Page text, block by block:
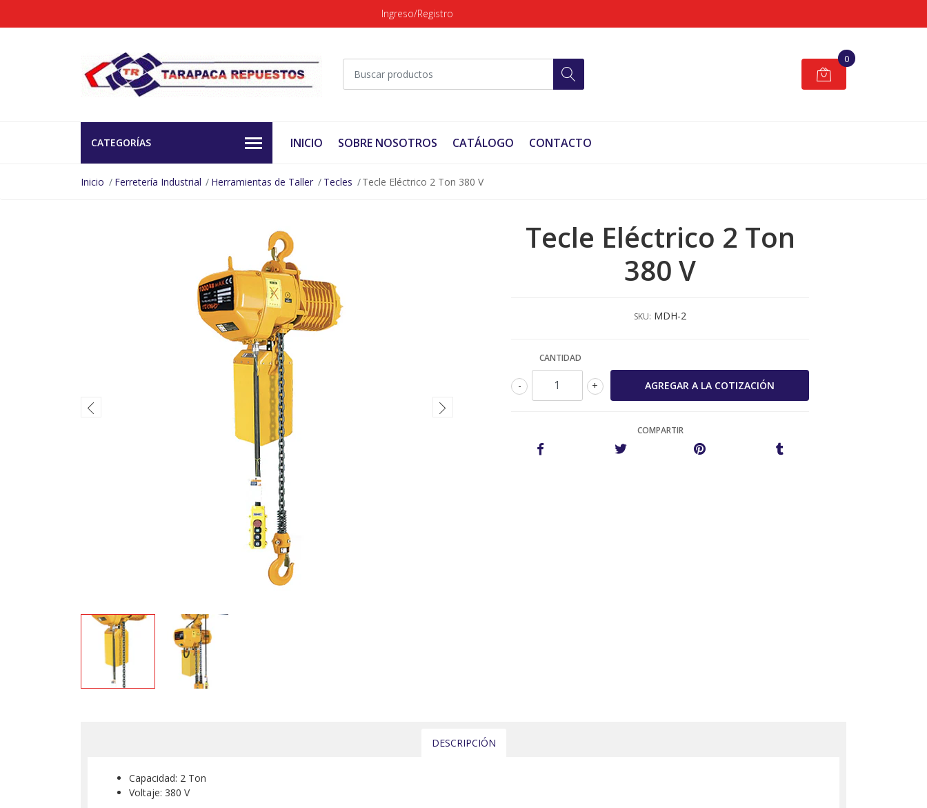
Ingreso/Registro
0
CATEGORÍAS INICIO SOBRE NOSOTROS CATÁLOGO CONTACTO
Inicio Ferretería Industrial Herramientas de Taller Tecles Tecle Eléctrico 2 Ton 380 V
Tecle Eléctrico 2 Ton
380 V
SKU: MDH-2
CANTIDAD
+
-
COMPARTIR
DESCRIPCIÓN
Capacidad: 2 Ton
Voltaje: 380 V